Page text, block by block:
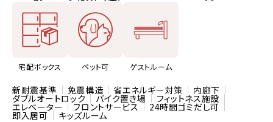
宅配ボックス ペット可 ゲストルーム
新耐震基準 免震構造 省エネルギー対策 内廊下
ダブルオートロック バイク置き場 フィットネス施設
エレベーター フロントサービス 24時間ゴミだし可
即入居可 キッズルーム